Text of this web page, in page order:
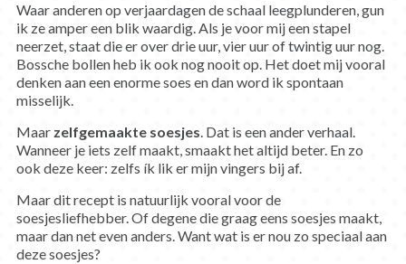
Waar anderen op verjaardagen de schaal leegplunderen, gun
ik ze amper een blik waardig. Als je voor mij een stapel
neerzet, staat die er over drie uur, vier uur of twintig uur nog.
Bossche bollen heb ik ook nog nooit op. Het doet mij vooral
denken aan een enorme soes en dan word ik spontaan
misselijk.
Maar zelfgemaakte soesjes. Dat is een ander verhaal.
Wanneer je iets zelf maakt, smaakt het altijd beter. En zo
ook deze keer: zelfs ík lik er mijn vingers bij af.
Maar dit recept is natuurlijk vooral voor de
soesjesliefhebber. Of degene die graag eens soesjes maakt,
maar dan net even anders. Want wat is er nou zo speciaal aan
deze soesjes?